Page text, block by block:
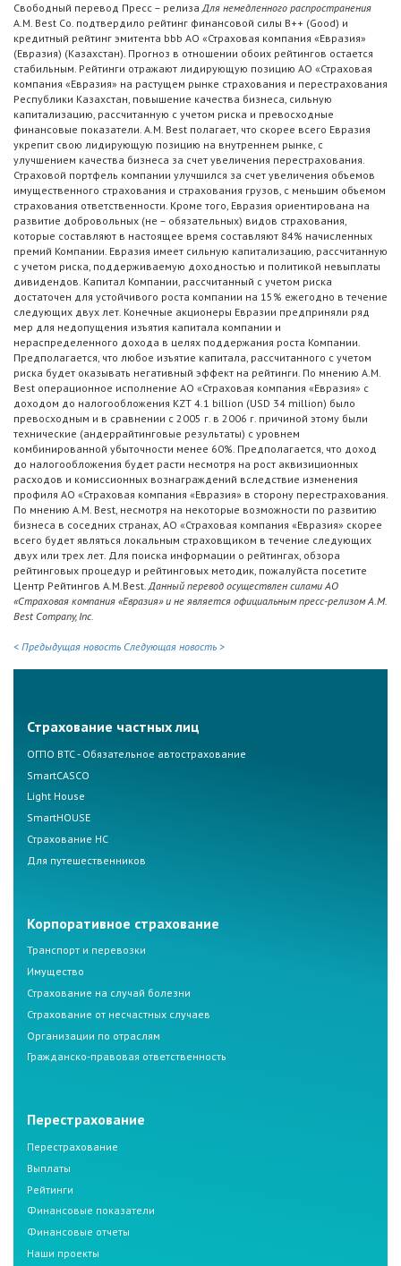
Свободный перевод Пресс – релизаДля немедленного распространения
A.M. Best Co. подтвердило рейтинг финансовой силы B++ (Good) и
кредитный рейтинг эмитента bbb АО «Страховая компания «Евразия»
(Евразия) (Казахстан). Прогноз в отношении обоих рейтингов остается
стабильным. Рейтинги отражают лидирующую позицию АО «Страховая
компания «Евразия» на растущем рынке страхования и перестрахования
Республики Казахстан, повышение качества бизнеса, сильную
капитализацию, рассчитанную с учетом риска и превосходные
финансовые показатели. A.M. Best полагает, что скорее всего Евразия
укрепит свою лидирующую позицию на внутреннем рынке, с
улучшением качества бизнеса за счет увеличения перестрахования.
Страховой портфель компании улучшился за счет увеличения объемов
имущественного страхования и страхования грузов, с меньшим объемом
страхования ответственности. Кроме того, Евразия ориентирована на
развитие добровольных (не – обязательных) видов страхования,
которые составляют в настоящее время составляют 84% начисленных
премий Компании. Евразия имеет сильную капитализацию, рассчитанную
с учетом риска, поддерживаемую доходностью и политикой невыплаты
дивидендов. Капитал Компании, рассчитанный с учетом риска
достаточен для устойчивого роста компании на 15% ежегодно в течение
следующих двух лет. Конечные акционеры Евразии предприняли ряд
мер для недопущения изъятия капитала компании и
нераспределенного дохода в целях поддержания роста Компании.
Предполагается, что любое изъятие капитала, рассчитанного с учетом
риска будет оказывать негативный эффект на рейтинги. По мнению A.M.
Best операционное исполнение АО «Страховая компания «Евразия» с
доходом до налогообложения KZT 4.1 billion (USD 34 million) было
превосходным и в сравнении с 2005 г. в 2006 г. причиной этому были
технические (андеррайтинговые результаты) с уровнем
комбинированной убыточности менее 60%. Предполагается, что доход
до налогообложения будет расти несмотря на рост аквизиционных
расходов и комиссионных вознаграждений вследствие изменения
профиля АО «Страховая компания «Евразия» в сторону перестрахования.
По мнению A.M. Best, несмотря на некоторые возможности по развитию
бизнеса в соседних странах, АО «Страховая компания «Евразия» скорее
всего будет являться локальным страховщиком в течение следующих
двух или трех лет. Для поиска информации о рейтингах, обзора
рейтинговых процедур и рейтинговых методик, пожалуйста посетите
Центр Рейтингов A.M.Best.Данный перевод осуществлен силами АО
«Страховая компания «Евразия» и не является официальным пресс-релизом A.M.
Best Company, Inc.
< Предыдущая новость Следующая новость >
Страхование частных лиц
ОГПО ВТС - Обязательное автострахование
SmartCASCO
Light House
SmartHOUSE
Страхование НС
Для путешественников
Корпоративное страхование
Транспорт и перевозки
Имущество
Страхование на случай болезни
Страхование от несчастных случаев
Организации по отраслям
Гражданско-правовая ответственность
Перестрахование
Перестрахование
Выплаты
Рейтинги
Финансовые показатели
Финансовые отчеты
Наши проекты